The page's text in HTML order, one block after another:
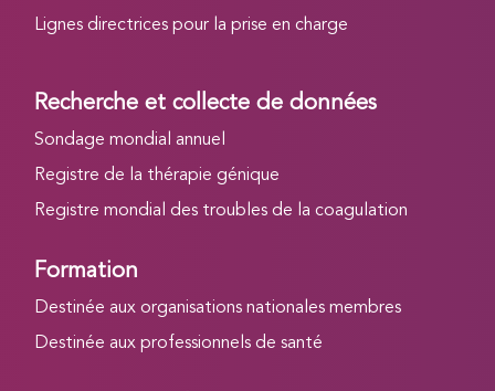
Lignes directrices pour la prise en charge
Recherche et collecte de données
Sondage mondial annuel
Registre de la thérapie génique
Registre mondial des troubles de la coagulation
Formation
Destinée aux organisations nationales membres
Destinée aux professionnels de santé